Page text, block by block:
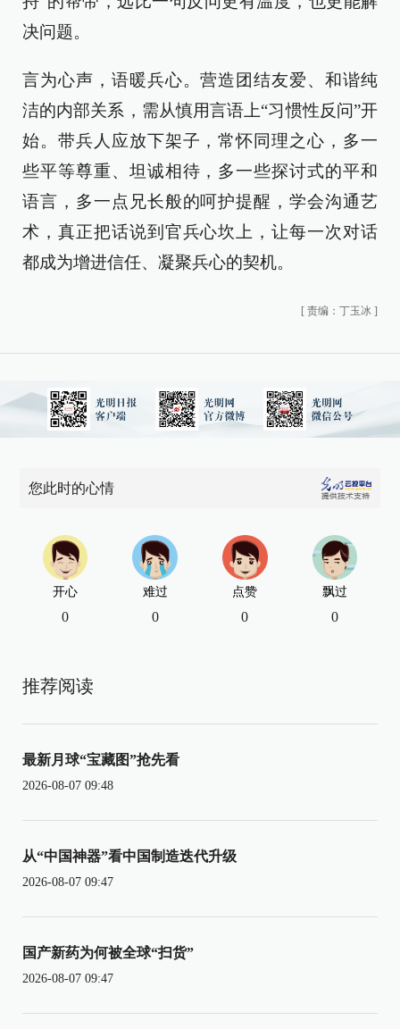
决问题。
言为心声，语暖兵心。营造团结友爱、和谐纯
洁的内部关系，需从慎用言语上“习惯性反问”开
始。带兵人应放下架子，常怀同理之心，多一
些平等尊重、坦诚相待，多一些探讨式的平和
语言，多一点兄长般的呵护提醒，学会沟通艺
术，真正把话说到官兵心坎上，让每一次对话
都成为增进信任、凝聚兵心的契机。
[ 责编：丁玉冰 ]
您此时的心情
开心
0
难过
0
点赞
0
飘过
0
推荐阅读
最新月球“宝藏图”抢先看
2026-08-07 09:48
从“中国神器”看中国制造迭代升级
2026-08-07 09:47
国产新药为何被全球“扫货”
2026-08-07 09:47